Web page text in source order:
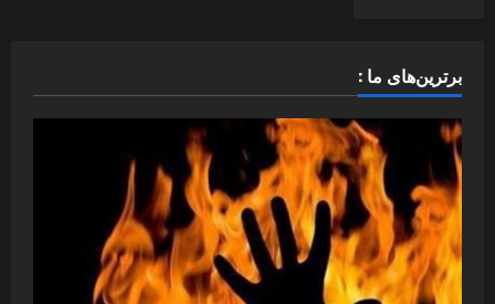
برترین‌های ما :